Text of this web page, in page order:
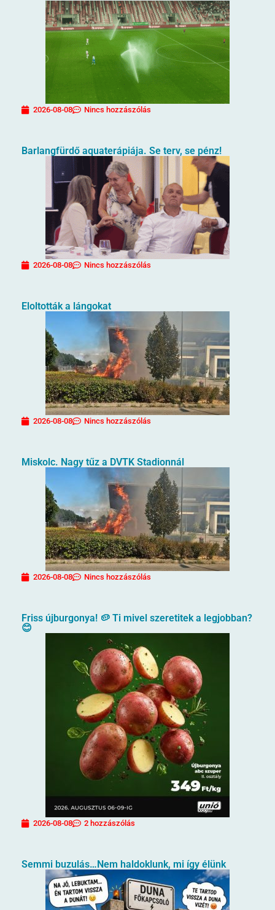
2026-08-08 Nincs hozzászólás
Barlangfürdő aquaterápiája. Se terv, se pénz!
2026-08-08 Nincs hozzászólás
Eloltották a lángokat
2026-08-08 Nincs hozzászólás
Miskolc. Nagy tűz a DVTK Stadionnál
2026-08-08 Nincs hozzászólás
Friss újburgonya! 🥔 Ti mivel szeretitek a legjobban?
😊
2026-08-08 2 hozzászólás
Semmi buzulás…Nem haldoklunk, mi így élünk